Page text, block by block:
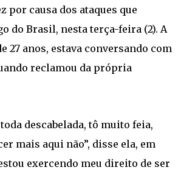
por causa dos ataques que
do Brasil, nesta terça-feira (2). A
27 anos, estava conversando com
reclamou da própria
descabelada, tô muito feia,
mais aqui não”, disse ela, em
exercendo meu direito de ser